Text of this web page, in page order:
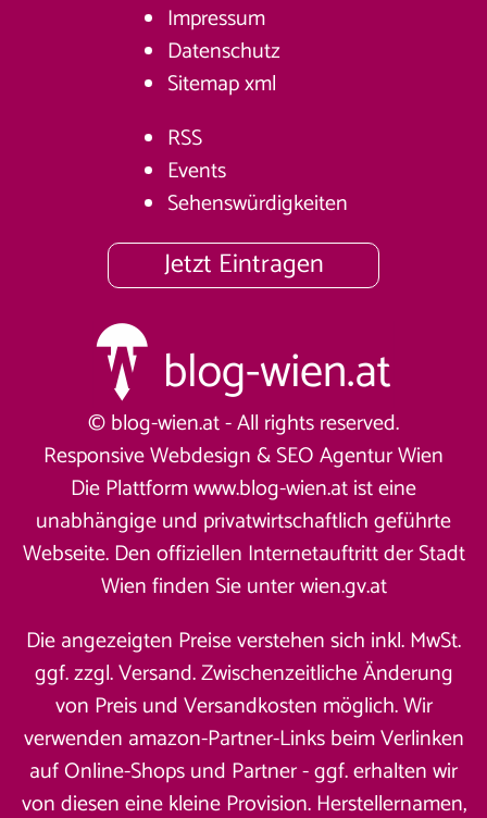
Impressum
Datenschutz
Sitemapxml
RSS
Events
Sehenswürdigkeiten
Jetzt Eintragen
© blog-wien.at - All rights reserved.
Responsive Webdesign &SEO Agentur Wien
Die Plattform www.blog-wien.at ist eine
unabhängige und privatwirtschaftlich geführte
Webseite. Den offiziellen Internetauftritt der Stadt
Wien finden Sie unterwien.gv.at
Die angezeigten Preise verstehen sich inkl. MwSt.
ggf. zzgl. Versand. Zwischenzeitliche Änderung
von Preis und Versandkosten möglich. Wir
verwenden amazon-Partner-Links beim Verlinken
auf Online-Shops und Partner - ggf. erhalten wir
von diesen eine kleine Provision. Herstellernamen,